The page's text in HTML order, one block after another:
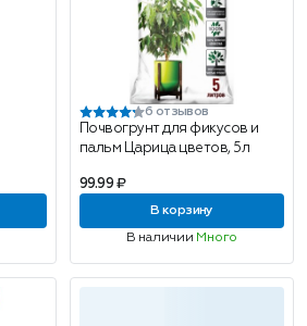
6 отзывов
Почвогрунт для фикусов и
пальм Царица цветов, 5л
99.99 ₽
В корзину
В наличии Много